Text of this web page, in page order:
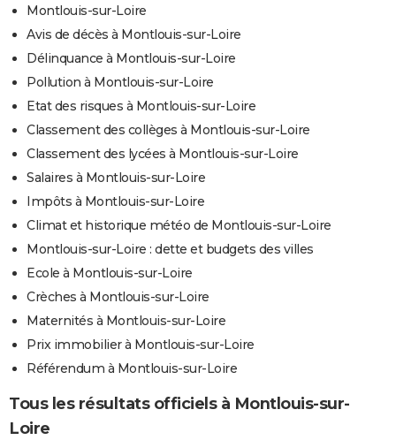
Montlouis-sur-Loire
Avis de décès à Montlouis-sur-Loire
Délinquance à Montlouis-sur-Loire
Pollution à Montlouis-sur-Loire
Etat des risques à Montlouis-sur-Loire
Classement des collèges à Montlouis-sur-Loire
Classement des lycées à Montlouis-sur-Loire
Salaires à Montlouis-sur-Loire
Impôts à Montlouis-sur-Loire
Climat et historique météo de Montlouis-sur-Loire
Montlouis-sur-Loire : dette et budgets des villes
Ecole à Montlouis-sur-Loire
Crèches à Montlouis-sur-Loire
Maternités à Montlouis-sur-Loire
Prix immobilier à Montlouis-sur-Loire
Référendum à Montlouis-sur-Loire
Tous les résultats officiels à Montlouis-sur-
Loire